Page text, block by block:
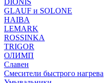
DIONIS
GLAUF и SOLONE
HAIBA
LEMARK
ROSSINKA
TRIGOR
ОЛИМП
Славен
Смесители быстрого нагрева